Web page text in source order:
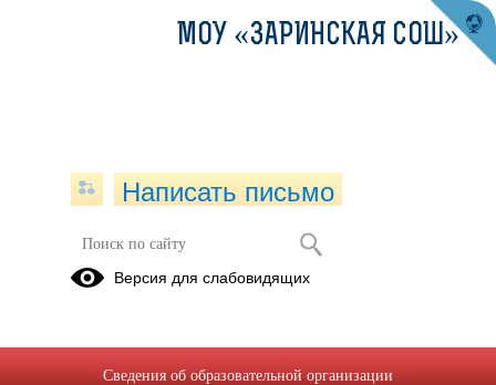
Независимая оценка качества
МОУ «ЗАРИНСКАЯ СОШ»
Написать письмо
Версия для слабовидящих
Сведения об образовательной организации